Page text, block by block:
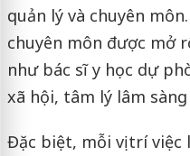
quản lý và chuyên
chuyên môn được mở
như bác sĩ y học dự
xã hội, tâm lý lâm
Đặc biệt, mỗi vị trí việc